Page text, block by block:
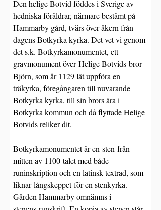
Den helige Botvid föddes i Sverige av
hedniska föräldrar, närmare bestämt på
Hammarby gård, tvärs över åkern från
dagens Botkyrka kyrka. Det vet vi genom
det s.k. Botkyrkamonumentet, ett
gravmonument över Helige Botvids bror
Björn, som år 1129 lät uppföra en
träkyrka, föregångaren till nuvarande
Botkyrka kyrka, till sin brors ära i
Botkyrka kommun och då flyttade Helige
Botvids reliker dit.
Botkyrkamonumentet är en sten från
mitten av 1100-talet med både
runinskription och en latinsk textrad, som
liknar långskeppet för en stenkyrka.
Gården Hammarby omnämns i